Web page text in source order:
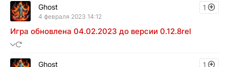
1
Ghost
4 февраля 2023 14:12
Игра обновлена 04.02.2023 до версии 0.12.8rel
1
Ghost